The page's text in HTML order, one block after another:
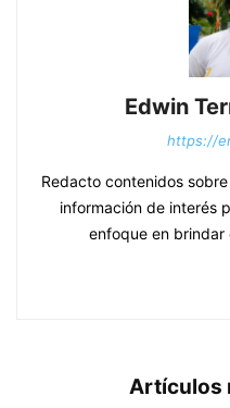
Edwin
https://
Redacto contenidos
información de interés
enfoque en
Artículos